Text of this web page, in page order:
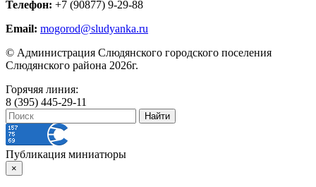
Телефон: +7 (90877) 9-29-88
Email: mogorod@sludyanka.ru
© Администрация Слюдянского городского поселения
Слюдянского района 2026г.
Горячяя линия:
8 (395) 445-29-11
Публикация миниатюры
×